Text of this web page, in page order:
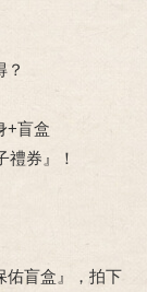
？
+盲盒
禮券』！
佑盲盒』，拍下